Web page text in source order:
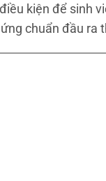
kiện để sinh
chuẩn đầu ra